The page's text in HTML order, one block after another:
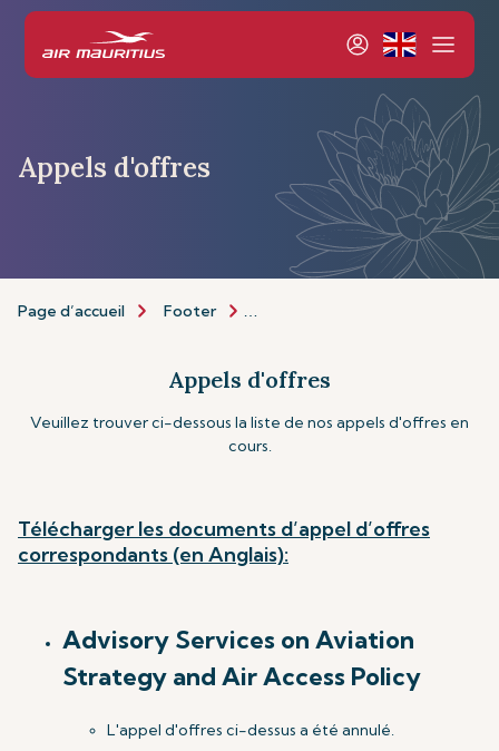
Appels d'offres
Page d’accueil Footer
Appels d'offres
Veuillez trouver ci-dessous la liste de nos appels d'offres en
cours.
Télécharger les documents d’appel d’offres
correspondants (en Anglais):
Advisory Services on Aviation
Strategy and Air Access Policy
L'appel d'offres ci-dessus a été annulé.